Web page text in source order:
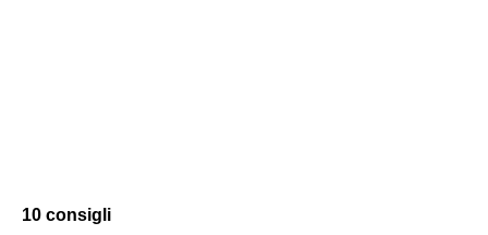
10 consigli